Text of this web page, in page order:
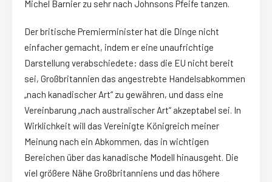
Michel Barnier zu sehr nach Johnsons Pfeife tanzen.
Der britische Premierminister hat die Dinge nicht
einfacher gemacht, indem er eine unaufrichtige
Darstellung verabschiedete: dass die EU nicht bereit
sei, Großbritannien das angestrebte Handelsabkommen
„nach kanadischer Art“ zu gewähren, und dass eine
Vereinbarung „nach australischer Art“ akzeptabel sei. In
Wirklichkeit will das Vereinigte Königreich meiner
Meinung nach ein Abkommen, das in wichtigen
Bereichen über das kanadische Modell hinausgeht. Die
viel größere Nähe Großbritanniens und das höhere